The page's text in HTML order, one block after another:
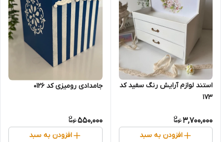
استند لوازم آرایش رنگ سفید کد
173
3,700,000
افزودن به سبد
جامدادی رومیزی کد 0126
550,000
افزودن به سبد